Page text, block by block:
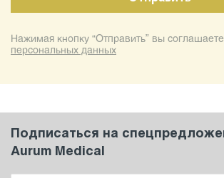
Нажимая кнопку “Отправить” вы
персональных данных
Подписаться на
Aurum Medical